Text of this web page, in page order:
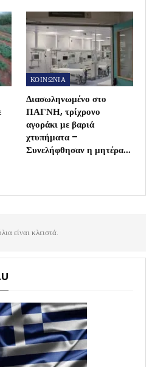
ΚΟΙΝΩΝΙΑ
Διασωληνωμένο στο
ΠΑΓΝΗ, τρίχρονο
αγοράκι με βαριά
χτυπήματα –
Συνελήφθησαν η μητέρα…
είναι κλειστά.